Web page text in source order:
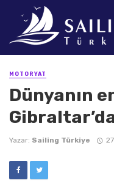
MOTORYAT
Dünyanın
Yazar: Sailing Türkiye